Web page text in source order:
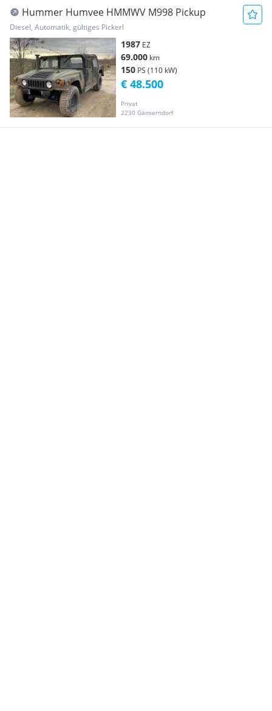
Hummer Humvee HMMWV M998 Pickup
Diesel, Automatik, gültiges Pickerl
1987 EZ
69.000 km
150 PS (110 kW)
Privat
2230 Gänserndorf
€ 48.500